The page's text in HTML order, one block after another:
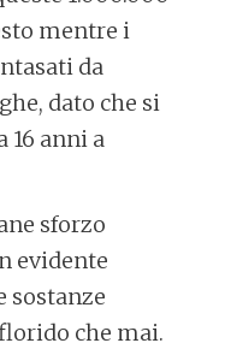
mentre i
da
dato che si
16 anni a
sforzo
evidente
sostanze
che mai.